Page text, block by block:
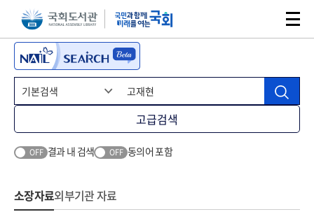
본문 바로가기주메뉴 바로가기
고급검색
OFF 결과 내 검색 OFF 동의어 포함
소장자료외부기관 자료